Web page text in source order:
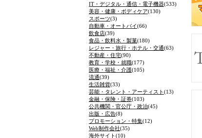
IT・デジタル・通信・電子機器(533)
美容・健康・ボディケア(130)
スポーツ(3)
自動車・オートバイ(66)
飲食店(39)
食品・飲料水・製菓(180)
レジャー・旅行・ホテル・交通(63)
不動産・住宅(90)
教育・学校・就職(177)
医療・福祉・介護(105)
流通(39)
生活雑貨(33)
芸能・タレント・アーティスト(13)
金融・保険・証券(103)
公共機関・官公庁・政治(45)
出版・広告(8)
プロモーション・特集(12)
Web制作会社(35)
海外サイト(10)